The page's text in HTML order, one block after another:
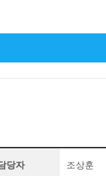
당자 조상훈